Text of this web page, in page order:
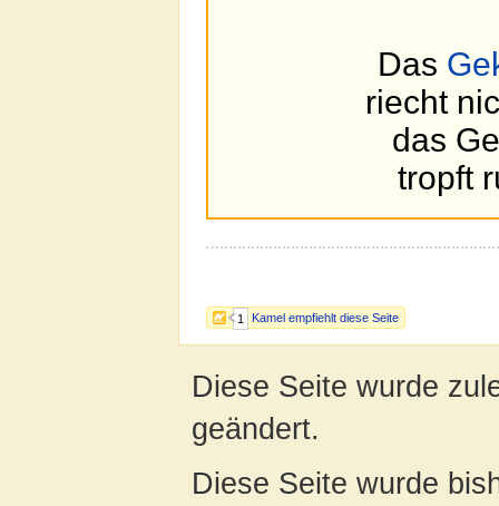
1 Kamel empfiehlt diese Seite
Das
riecht
das
tropft
Diese Seite wurde
geändert.
Diese Seite wurde